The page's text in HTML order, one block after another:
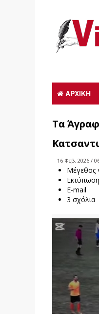
ΑΡΧΙΚΗ
Τα
16 Φεβ. 2026 /
Μέγεθος
Εκτύπωση
E-mail
3 σχόλια